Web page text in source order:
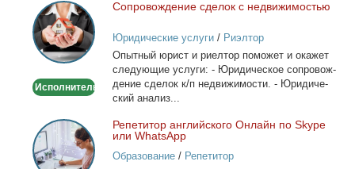
Сопровождение
сделок
с
недвижимостью
Исполнитель
Со­про­вож­де­ние сде­лок с недви­жи­мо­стью
Юридические услуги/ Риэлтор
Опыт­ный юрист и ри­ел­тор по­мо­жет и ока­жет
сле­ду­ю­щие услу­ги: - Юри­ди­че­ское со­про­вож­
де­ние сде­лок к/п недви­жи­мо­сти. - Юри­ди­че­
ский ана­лиз...
Репетитор
английского
Онлайн
Ре­пе­ти­тор ан­глий­ско­го Он­лайн по Skype
или WhatsApp
Образование/ Репетитор